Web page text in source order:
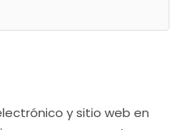
y sitio web en